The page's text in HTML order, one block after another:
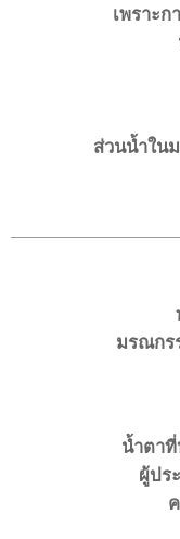
เพราะ
ส่วนน้ำใน
มรณกร
น้ำตา
ผู้ปร